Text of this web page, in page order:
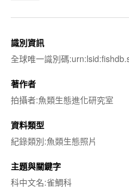
識別資訊
全球唯一識別碼
著作者
拍攝者:魚類生態進化研究室
資料類型
紀錄類別:魚類生態照片
主題與關鍵字
科中文名:雀鯛科